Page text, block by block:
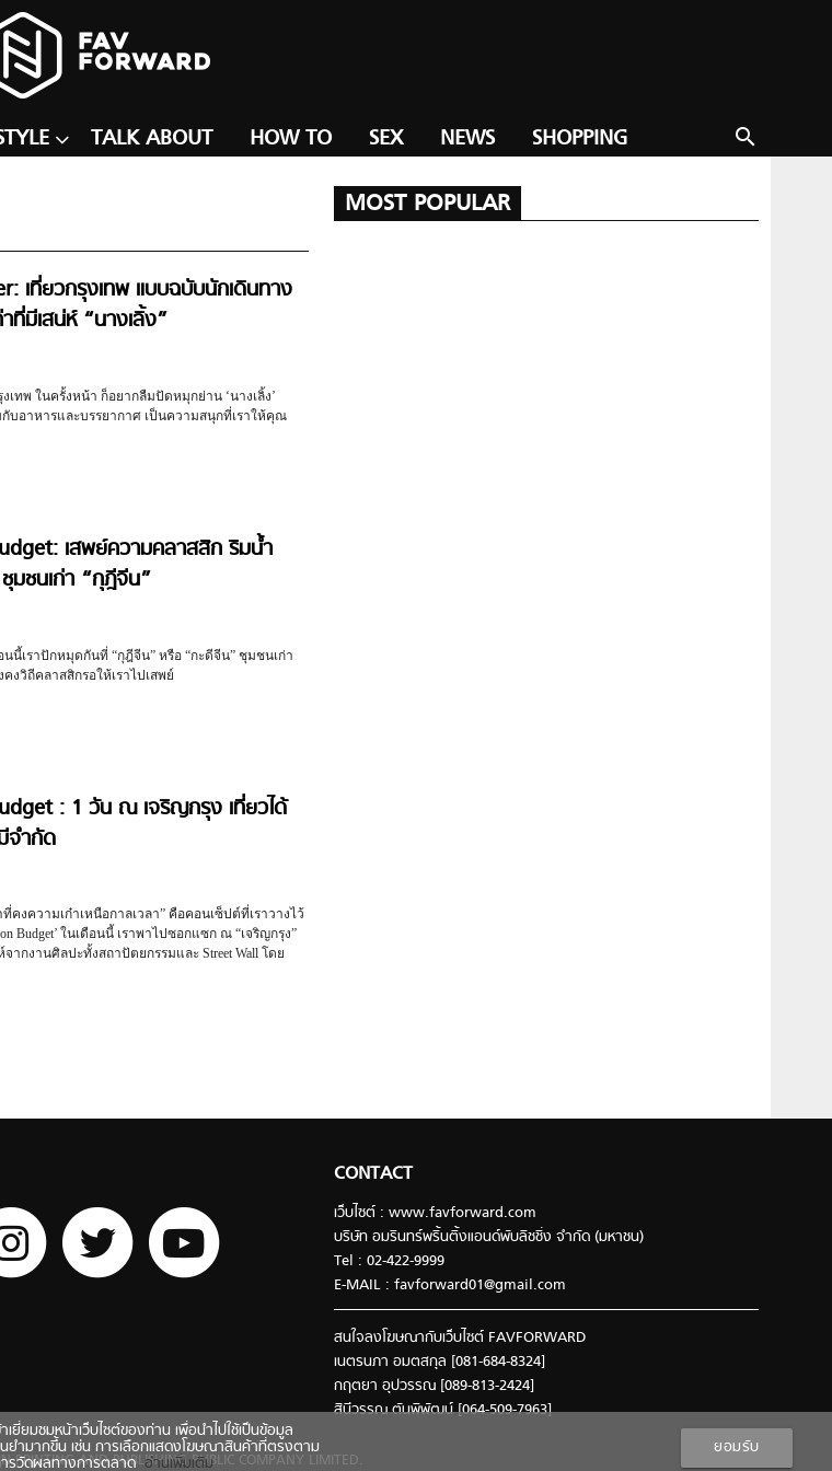
search
TALK ABOUT HOW TO SEX NEWS SHOPPING
เที่ยวกรุงเทพ แบบฉบับนักเดินทาง
ที่มีเสน่ห์ “นางเลิ้ง”
เทพ ในครั้งหน้า ก็อยากลืมปัดหมุกย่าน ‘นางเลิ้ง’
บอาหารและบรรยากาศ เป็นความสนุกที่เราให้คุณ
เสพย์ความคลาสสิก ริมน้ำ
มชนเก่า “กุฎีจีน”
อนนี้เราปักหมุดกันที่ “กุฎีจีน” หรือ “กะดีจีน” ชุมชนเก่า
งวิถีคลาสสิกรอให้เราไปเสพย์
: 1 วัน ณ เจริญกรุง เที่ยวได้
จำกัด
คงความเก๋าเหนือกาลเวลา” คือคอนเซ็ปต์ที่เราวางไว้
Budget’ ในเดือนนี้ เราพาไปซอกแซก ณ “เจริญกรุง”
ากงานศิลปะทั้งสถาปัตยกรรมและ Street Wall โดย
MOST POPULAR
CONTACT
เว็บไซต์ : www.favforward.com
บริษัท อมรินทร์พริ้นติ้งแอนด์พับลิชชิ่ง จำกัด (มหาชน)
Tel : 02-422-9999
E-MAIL : favforward01@gmail.com
สนใจลงโฆษณากับเว็บไซต์ FAVFORWARD
เนตรนภา อมตสกุล [081-684-8324]
กฤตยา อุปวรรณ [089-813-2424]
สินีวรรณ ตันพิพัฒน์ [064-509-7963]
PRINTING AND PUBLISHING PUBLIC COMPANY LIMITED.
ยมชมหน้าเว็บไซต์ของท่าน เพื่อนำไปใช้เป็นข้อมูล
ยำมากขึ้น เช่น การเลือกแสดงโฆษณาสินค้าที่ตรงตาม
รวัดผลทางการตลาดอ่านเพิ่มเติม
ยอมรับ